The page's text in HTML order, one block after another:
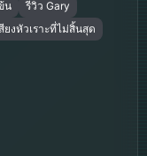
น
รีวิว Gary
ยงหัวเราะที่ไม่สิ้นสุด